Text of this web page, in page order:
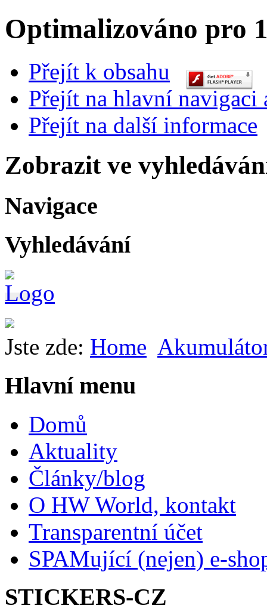
Optimalizováno pro
Přejít k obsahu
Přejít na hlavní navigaci
Přejít na další informace
Zobrazit ve
Navigace
Vyhledávání
Jste zde: Home
Hlavní menu
Domů
Aktuality
Články/blog
O HW World, kontakt
Transparentní účet
SPAMující (nejen) e-
STICKERS-CZ